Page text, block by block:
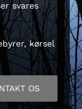
svares
kørsel
OS